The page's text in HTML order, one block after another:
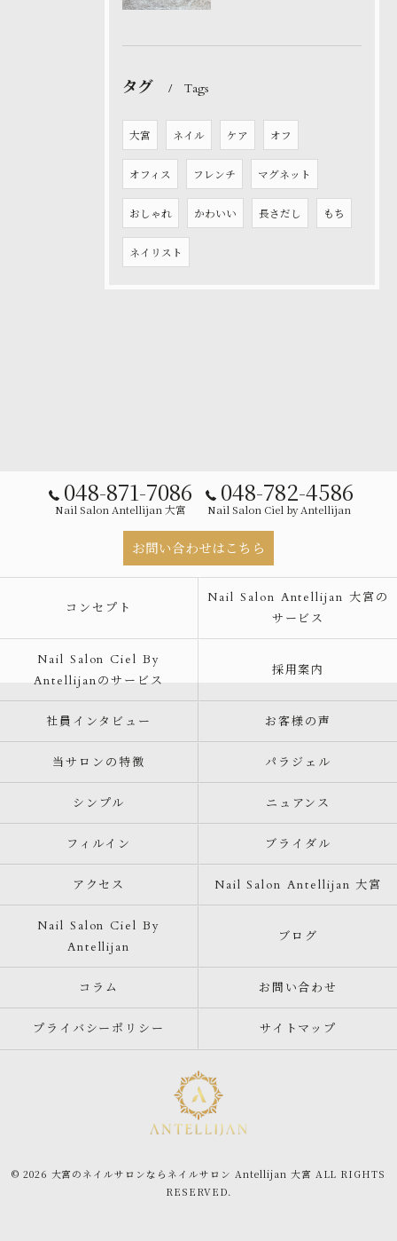
タグ Tags
大宮 ネイル ケア オフ
オフィス フレンチ マグネット
おしゃれ かわいい 長さだし もち
ネイリスト
048-871-7086
Nail Salon Antellijan 大宮
048-782-4586
Nail Salon Ciel by Antellijan
お問い合わせはこちら
コンセプト
Nail Salon Antellijan 大宮の
サービス
Nail Salon Ciel By
Antellijanのサービス
採用案内
社員インタビュー お客様の声
当サロンの特徴 パラジェル
シンプル ニュアンス
フィルイン ブライダル
アクセス Nail Salon Antellijan 大宮
Nail Salon Ciel By
Antellijan
ブログ
コラム お問い合わせ
プライバシーポリシー サイトマップ
© 2026 大宮のネイルサロンならネイルサロン Antellijan 大宮 ALL RIGHTS
RESERVED.